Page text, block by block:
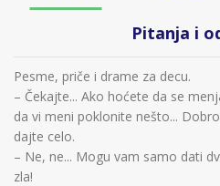
Pitanja i
Pesme, priče i drame za decu.
– Čekajte... Ako hoćete da se
da vi meni poklonite nešto...
dajte celo.
– Ne, ne... Mogu vam samo dati
zla!